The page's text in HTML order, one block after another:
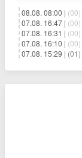
08.08. 08:00 | (00)
07.08. 16:47 | (00)
07.08. 16:31 | (00)
07.08. 16:10 | (00)
07.08. 15:29 | (01)